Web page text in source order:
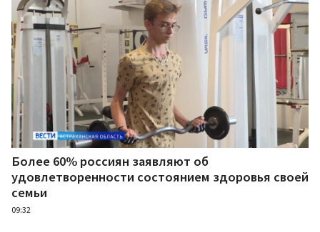
Более 60% россиян заявляют об
удовлетворенности состоянием здоровья своей
семьи
09:32